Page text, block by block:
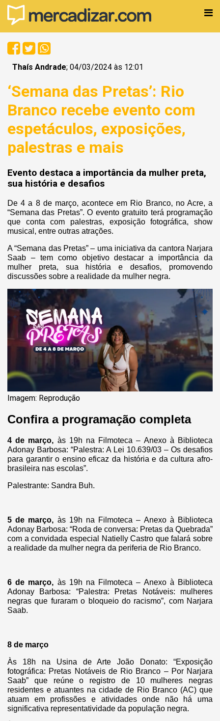
Thaís Andrade; 04/03/2024 às 12:01
‘Semana das Pretas’: Rio
Branco recebe evento com
espetáculos, exposições,
palestras e mais
Evento destaca a importância da mulher preta,
sua história e desafios
De 4 a 8 de março, acontece em Rio Branco, no Acre, a
“Semana das Pretas”. O evento gratuito terá programação
que conta com palestras, exposição fotográfica, show
musical, entre outras atrações.
A “Semana das Pretas” – uma iniciativa da cantora Narjara
Saab – tem como objetivo destacar a importância da
mulher preta, sua história e desafios, promovendo
discussões sobre a realidade da mulher negra.
Imagem: Reprodução
Confira a programação completa
4 de março, às 19h na Filmoteca – Anexo à Biblioteca
Adonay Barbosa: “Palestra: A Lei 10.639/03 – Os desafios
para garantir o ensino eficaz da história e da cultura afro-
brasileira nas escolas”.
Palestrante: Sandra Buh.
5 de março, às 19h na Filmoteca – Anexo à Biblioteca
Adonay Barbosa: “Roda de conversa: Pretas da Quebrada”
com a convidada especial Natielly Castro que falará sobre
a realidade da mulher negra da periferia de Rio Branco.
6 de março, às 19h na Filmoteca – Anexo à Biblioteca
Adonay Barbosa: “Palestra: Pretas Notáveis: mulheres
negras que furaram o bloqueio do racismo”, com Narjara
Saab.
8 de março
Às 18h na Usina de Arte João Donato: “Exposição
fotográfica: Pretas Notáveis de Rio Branco – Por Narjara
Saab” que reúne o registro de 10 mulheres negras
residentes e atuantes na cidade de Rio Branco (AC) que
atuam em profissões e atividades onde não há uma
significativa representatividade da população negra.